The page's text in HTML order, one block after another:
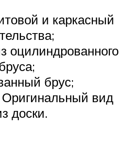
и каркасный
оцилиндрованного
брус;
вид
доски.